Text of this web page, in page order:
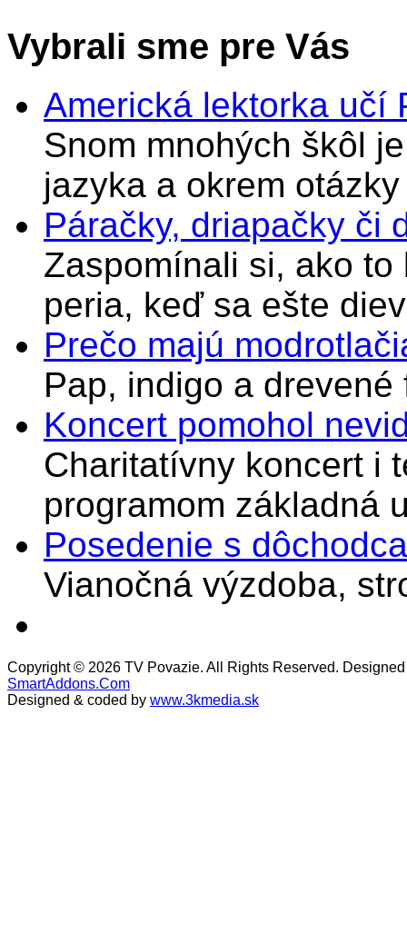
Vybrali sme pre Vás
Americká lektorka učí
Snom mnohých škôl
jazyka a okrem
Páračky, driapačky či
Zaspomínali si, ako
peria, keď sa ešte
Prečo majú
Pap, indigo a drevené
Koncert pomohol
Charitatívny koncert i
programom základná
Posedenie s
Vianočná výzdoba,
Copyright © 2026 TV Povazie. All Rights Reserved.
SmartAddons.Com
Designed & coded by www.3kmedia.sk